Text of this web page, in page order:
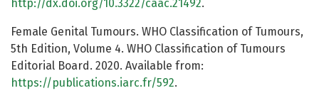
http://dx.doi.org/10.3322/caac.21492.
Female Genital Tumours. WHO Classification of Tumours,
5th Edition, Volume 4. WHO Classification of Tumours
Editorial Board. 2020. Available from:
https://publications.iarc.fr/592.